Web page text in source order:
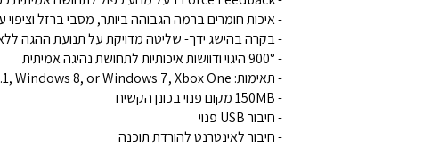
- איכות חומרים ברמה הגבוהה ביותר, מסבי ברזל וציפוי
- בקרה בהישג ידך- שליטה מדויקת על תנועת ההגה
- 900° היגוי ודוושות איכותיות לתחושת נהיגה אמיתית
- תאימות: Windows® 8.1, Windows 8, or Windows 7, Xbox One
- 150MB מקום פנוי בכונן הקשיח
- חיבור USB פנוי
- חיבור לאינטרנט להורדת תוכנה